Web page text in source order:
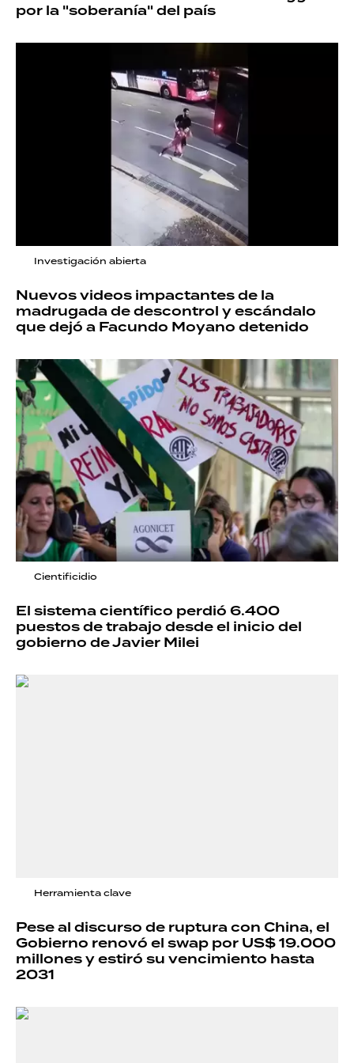
por la "soberanía" del país
Investigación abierta
Nuevos videos impactantes de la
madrugada de descontrol y escándalo
que dejó a Facundo Moyano detenido
Cientificidio
El sistema científico perdió 6.400
puestos de trabajo desde el inicio del
gobierno de Javier Milei
Herramienta clave
Pese al discurso de ruptura con China, el
Gobierno renovó el swap por US$ 19.000
millones y estiró su vencimiento hasta
2031